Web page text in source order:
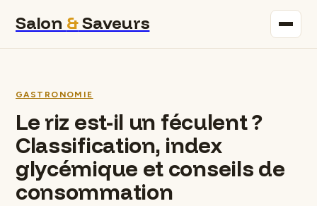
Salon &Saveurs
Gastronomie
Bricolage
GASTRONOMIE
Le riz est-il un féculent ?
Classification, index
glycémique et conseils de
consommation